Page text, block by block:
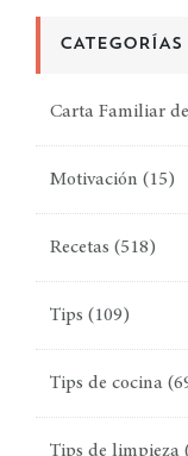
CATEGORÍAS
Carta Familiar
Motivación (15)
Recetas (518)
Tips (109)
Tips de cocina
Tips de limpieza